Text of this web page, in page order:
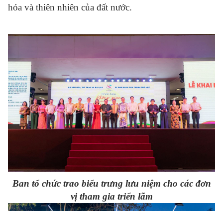
hóa và thiên nhiên của đất nước.
Ban tổ chức trao biểu trưng lưu niệm cho các đơn
vị tham gia triển lãm